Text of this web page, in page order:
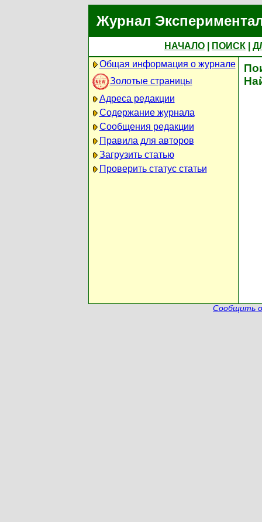
Журнал
НАЧАЛО ПОИСК
Общая информация о журнале
Золотые страницы
Адреса редакции
Содержание журнала
Сообщения редакции
Правила для авторов
Загрузить статью
Проверить статус статьи
Сообщить о